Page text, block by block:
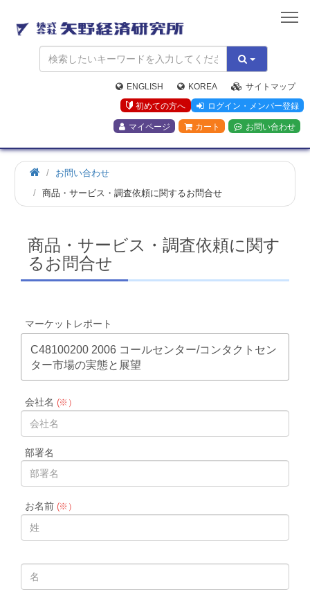
矢
野
経
済
研
究
所
ENGLISH KOREA
サイトマップ
初めての方へ
ログイン・メンバー登録
マイページ カート お問い合わせ
お問い合わせ
商品・サービス・調査依頼に関するお問合せ
商品・サービス・調査依頼に関す
るお問合せ
マーケットレポート
C48100200 2006 コールセンター/コンタクトセン
ター市場の実態と展望
会社名 (※）
部署名
お名前(※）